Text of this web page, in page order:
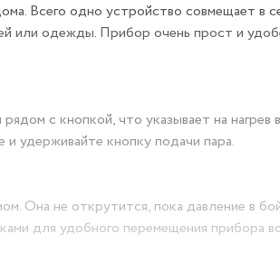
Всего одно устройство совмещает в
или одежды. Прибор очень прост и
с кнопкой, что указывает на нагрев
удерживайте кнопку подачи пара.
Она не открутится, пока давление в
для удобного перемещения прибора